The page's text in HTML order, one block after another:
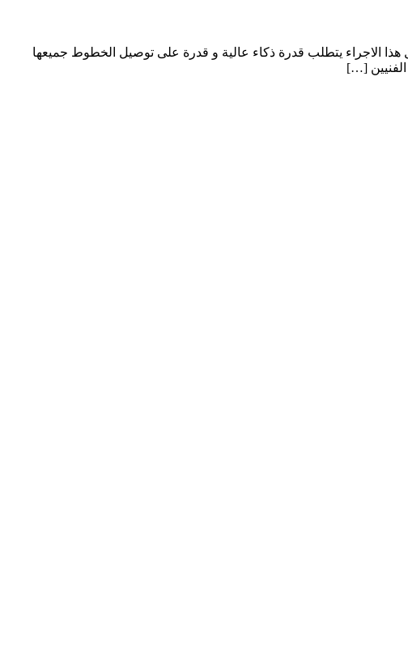
هذا الاجراء يتطلب قدرة ذكاء عالية و قدرة على توصيل الخطوط جميعها
[…]